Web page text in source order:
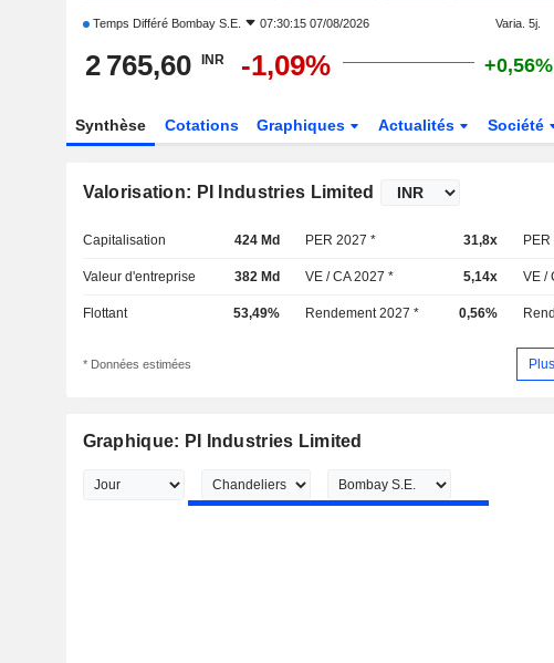
Temps Différé Bombay S.E. 07:30:15 07/08/2026 Varia. 5j.
2 765,60 INR -1,09% +0,56%
Synthèse Cotations Graphiques Actualités Société
Valorisation: PI Industries Limited
Capitalisation 424 Md PER 2027 * 31,8x
Valeur d'entreprise 382 Md VE / CA 2027 * 5,14x VE /
Flottant 53,49% Rendement 2027 * 0,56%
* Données estimées
Graphique: PI Industries Limited